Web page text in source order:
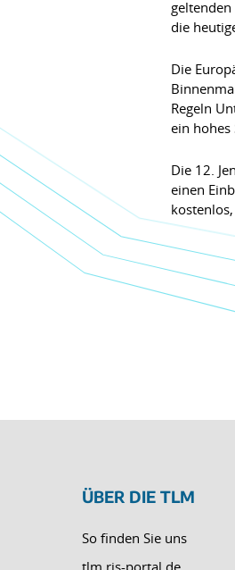
die
Die
Regeln
ein hohes
Die 12.
einen
ÜBER DIE TLM
So finden Sie uns
tlm.ris-portal.de